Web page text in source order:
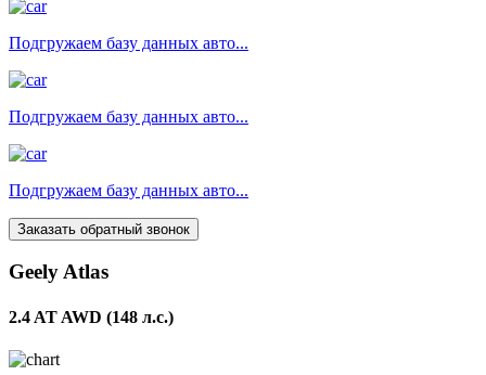
Подгружаем базу данных авто...
Подгружаем базу данных авто...
Подгружаем базу данных авто...
Заказать обратный звонок
Geely Atlas
2.4 AT AWD (148 л.с.)